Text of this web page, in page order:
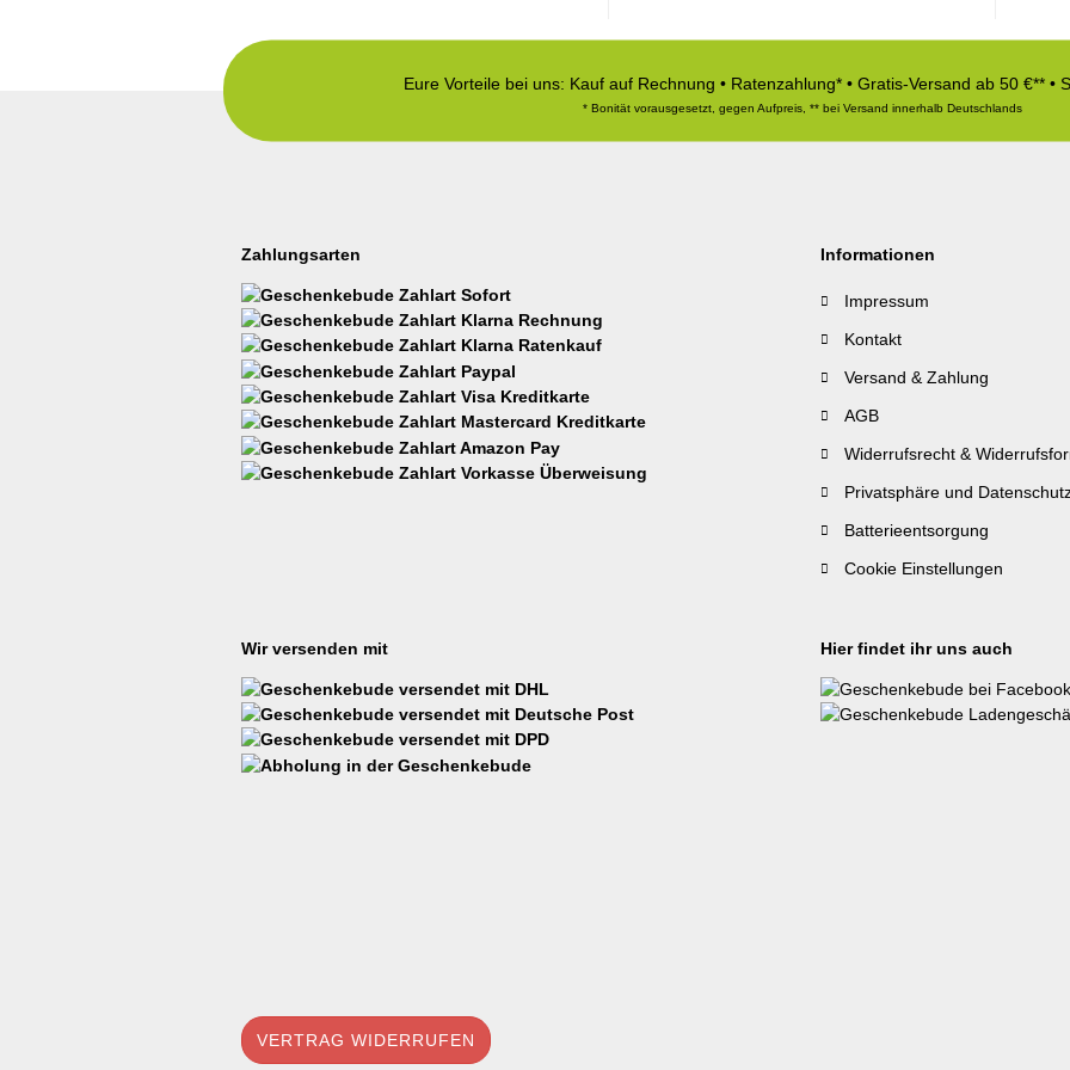
Eure Vorteile bei uns: Kauf auf Rechnung • Ratenzahlung* • Gratis-Versand ab 50 €** •
* Bonität vorausgesetzt, gegen Aufpreis, ** bei Versand innerhalb Deutschlands
Zahlungsarten Informationen
Impressum
Kontakt
Versand & Zahlung
AGB
Widerrufsrecht &
Privatsphäre und
Batterieentsorgung
Cookie Einstellungen
Wir versenden mit Hier findet ihr uns auch
VERTRAG WIDERRUFEN